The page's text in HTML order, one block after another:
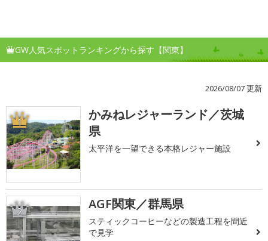
GW人気スポットランキングから探す【関東】
2026/08/07 更新
1
かみねレジャーランド／茨城
県
太平洋を一望できる本格レジャー施設
2 AGF関東／群馬県
スティックコーヒーなどの製造工程を間近
で見学